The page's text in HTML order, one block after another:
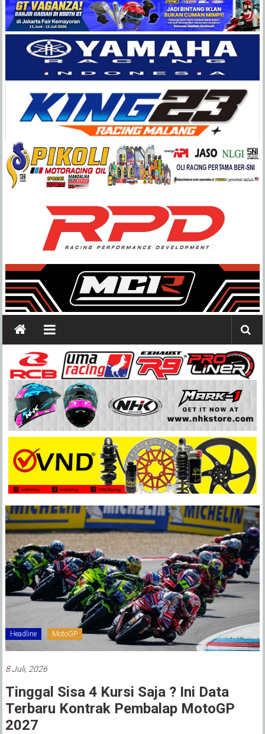
Balap
Paling
Lengkap
Headline MotoGP
8 Juli, 2026
Tinggal Sisa 4 Kursi Saja ? Ini Data
Terbaru Kontrak Pembalap MotoGP
2027